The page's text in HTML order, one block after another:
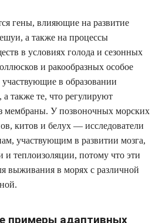
гены, влияющие на развитие
а также на процессы
в условиях голода и сезонных
и ракообразных особое
в образовании
также те, что регулируют
мембраны. У позвоночных морских
китов и белух — исследователи
участвующим в развитии мозга,
и теплоизоляции, потому что эти
выживания в морях с различной
примеры адаптивных